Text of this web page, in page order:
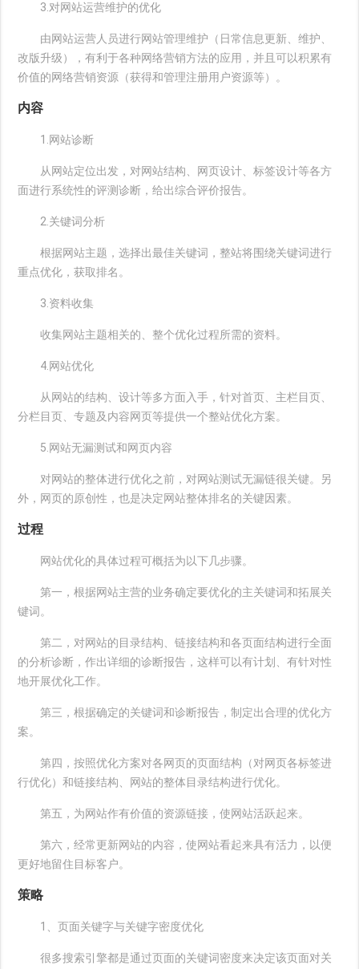
3.对网站运营维护的优化
由网站运营人员进行网站管理维护（日常信息更新、维护、
改版升级），有利于各种网络营销方法的应用，并且可以积累有
价值的网络营销资源（获得和管理注册用户资源等）。
内容
1.网站诊断
从网站定位出发，对网站结构、网页设计、标签设计等各方
面进行系统性的评测诊断，给出综合评价报告。
2.关键词分析
根据网站主题，选择出最佳关键词，整站将围绕关键词进行
重点优化，获取排名。
3.资料收集
收集网站主题相关的、整个优化过程所需的资料。
4.网站优化
从网站的结构、设计等多方面入手，针对首页、主栏目页、
分栏目页、专题及内容网页等提供一个整站优化方案。
5.网站无漏测试和网页内容
对网站的整体进行优化之前，对网站测试无漏链很关键。另
外，网页的原创性，也是决定网站整体排名的关键因素。
过程
网站优化的具体过程可概括为以下几步骤。
第一，根据网站主营的业务确定要优化的主关键词和拓展关
键词。
第二，对网站的目录结构、链接结构和各页面结构进行全面
的分析诊断，作出详细的诊断报告，这样可以有计划、有针对性
地开展优化工作。
第三，根据确定的关键词和诊断报告，制定出合理的优化方
案。
第四，按照优化方案对各网页的页面结构（对网页各标签进
行优化）和链接结构、网站的整体目录结构进行优化。
第五，为网站作有价值的资源链接，使网站活跃起来。
第六，经常更新网站的内容，使网站看起来具有活力，以便
更好地留住目标客户。
策略
1、页面关键字与关键字密度优化
很多搜索引擎都是通过页面的关键词密度来决定该页面对关